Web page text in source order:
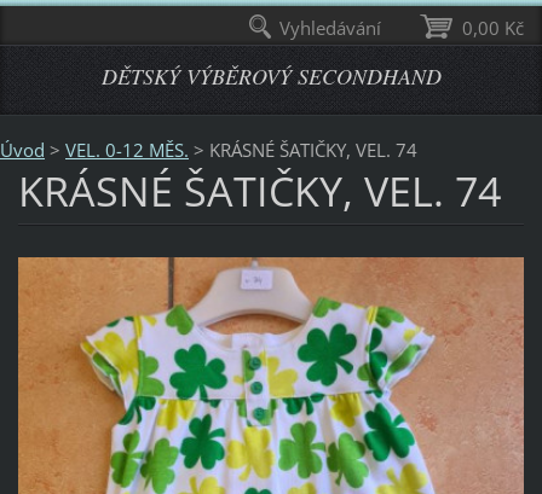
DĚTSKÝ VÝBĚROVÝ SECONDHAND
Úvod > VEL. 0-12 MĚS. > KRÁSNÉ ŠATIČKY, VEL. 74
KRÁSNÉ ŠATIČKY, VEL. 74
0,00 Kč
Vyhledávání